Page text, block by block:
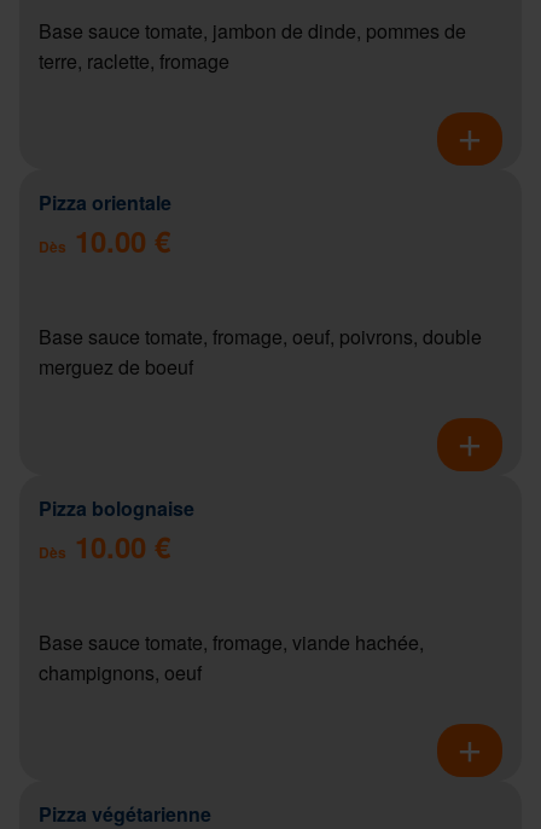
Base sauce tomate, jambon de dinde, pommes de
terre, raclette, fromage
Pizza orientale
Dès 10.00 €
Base sauce tomate, fromage, oeuf, poivrons, double
merguez de boeuf
Pizza bolognaise
Dès 10.00 €
Base sauce tomate, fromage, viande hachée,
champignons, oeuf
Pizza végétarienne